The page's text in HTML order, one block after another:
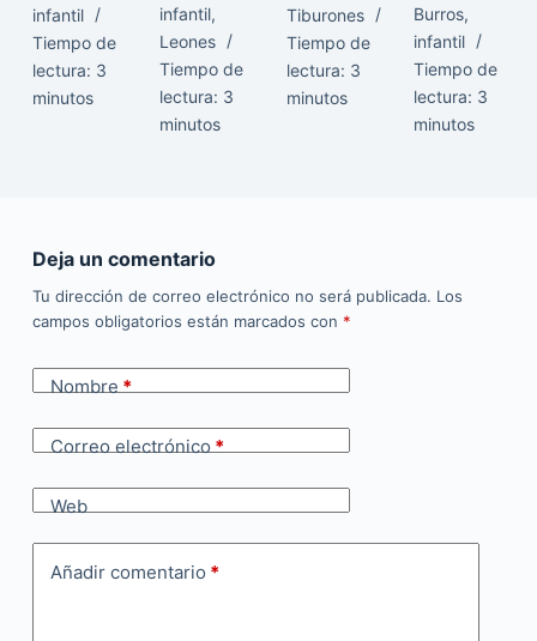
infantil
Tiempo de
lectura: 3
minutos
infantil,
Leones
Tiempo de
lectura: 3
minutos
Tiburones
Tiempo de
lectura: 3
minutos
Burros,
infantil
Tiempo de
lectura: 3
minutos
Deja un comentario
Tu dirección de correo electrónico no será publicada. Los
campos obligatorios están marcados con *
Nombre*
Correo electrónico*
Web
Añadir comentario *